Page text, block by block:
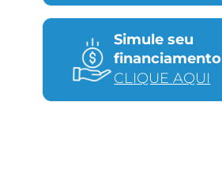
Simule seu
financiamento
CLIQUE AQUI